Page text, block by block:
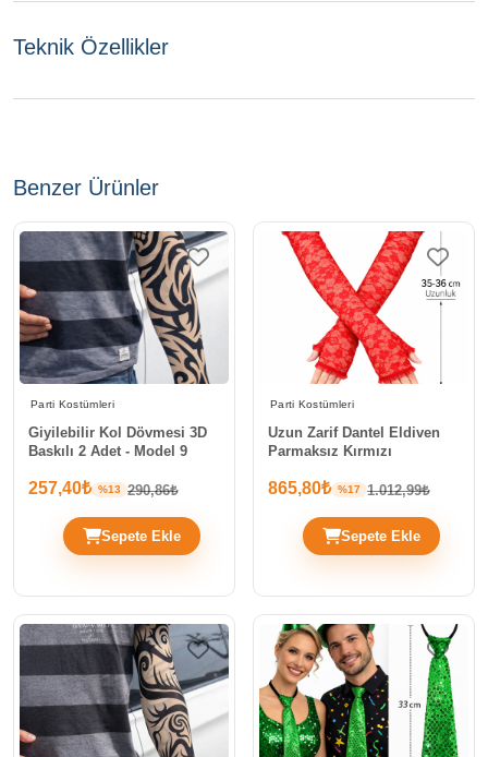
Teknik Özellikler
Benzer Ürünler
Parti Kostümleri
Giyilebilir Kol Dövmesi 3D
Baskılı 2 Adet - Model 9
257,40₺ %13 290,86₺
Sepete Ekle
Parti Kostümleri
Uzun Zarif Dantel Eldiven
Parmaksız Kırmızı
865,80₺ %17 1.012,99₺
Sepete Ekle